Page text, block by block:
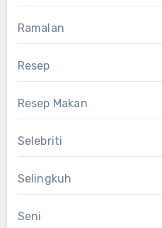
Ramalan
Resep
Resep Makan
Selebriti
Selingkuh
Seni